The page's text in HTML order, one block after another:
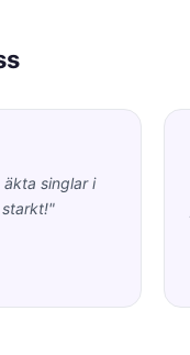
singlar i
starkt!"